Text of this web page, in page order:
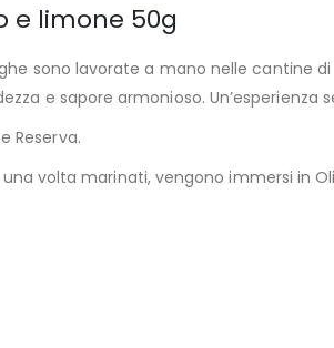
e limone 50g
sono lavorate a mano nelle cantine
e sapore armonioso. Un’esperienza
Reserva.
volta marinati, vengono immersi in